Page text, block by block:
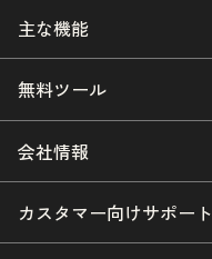
主な機能
無料ツール
会社情報
カスタマー向けサポート